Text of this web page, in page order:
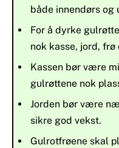
både innendørs og
For å dyrke
nok kasse, jord, frø
Kassen bør være
gulrøttene nok
Jorden bør være
sikre god vekst.
Gulrotfrøene skal